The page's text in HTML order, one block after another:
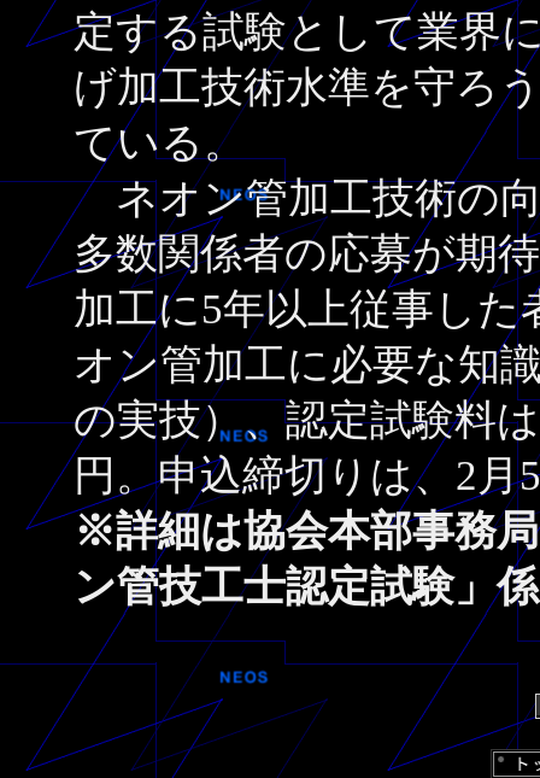
定する試験として業界
げ加工技術水準を守ろ
ている。
ネオン管加工技術の向
多数関係者の応募が期
加工に5年以上従事し
オン管加工に必要な知
の実技）、認定試験料
円。申込締切りは、2月
※詳細は協会本部事務
ン管技工士認定試験」